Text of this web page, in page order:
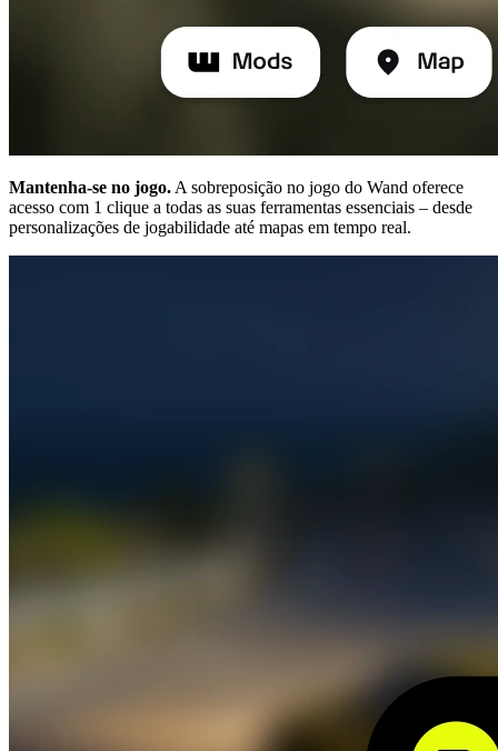
Mantenha-se no jogo. A sobreposição no jogo do Wand oferece
acesso com 1 clique a todas as suas ferramentas essenciais – desde
personalizações de jogabilidade até mapas em tempo real.